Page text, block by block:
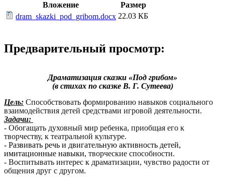
Вложение
Размер
dram_skazki_pod_gribom.docx 22.03 КБ
Предварительный просмотр:
Драматизация сказки «Под грибом»
(в стихах по сказке В. Г. Сутеева)
Цель: Способствовать формированию навыков социального
взаимодействия детей средствами игровой деятельности.
Задачи:
- Обогащать духовный мир ребенка, приобщая его к
творчеству, к театральной культуре.
- Развивать речь и двигательную активность детей,
имитационные навыки, творческие способности.
- Воспитывать интерес к драматизации, чувство радости от
общения друг с другом.